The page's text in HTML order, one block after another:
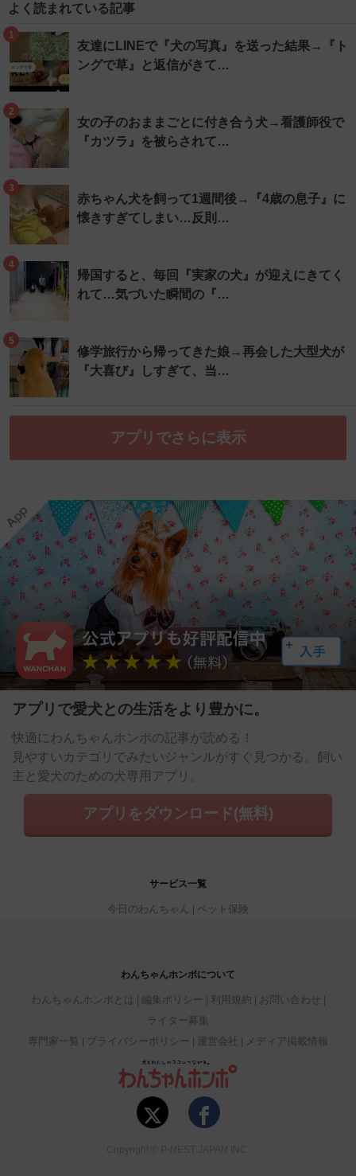
よく読まれている記事
1
友達にLINEで『犬の写真』を送った結果→『ト
ングで草』と返信がきて…
2
女の子のおままごとに付き合う犬→看護師役で
『カツラ』を被らされて…
3
赤ちゃん犬を飼って1週間後→『4歳の息子』に
懐きすぎてしまい…反則…
4
帰国すると、毎回『実家の犬』が迎えにきてく
れて…気づいた瞬間の『…
5
修学旅行から帰ってきた娘→再会した大型犬が
『大喜び』しすぎて、当…
アプリでさらに表示
アプリで愛犬との生活をより豊かに。
快適にわんちゃんホンポの記事が読める！
見やすいカテゴリでみたいジャンルがすぐ見つかる。飼い
主と愛犬のための犬専用アプリ。
アプリをダウンロード(無料)
サービス一覧
今日のわんちゃん ペット保険
わんちゃんホンポについて
わんちゃんホンポとは 編集ポリシー 利用規約
お問い合わせ
ライター募集
専門家一覧
プライバシーポリシー 運営会社 メディア掲載情報